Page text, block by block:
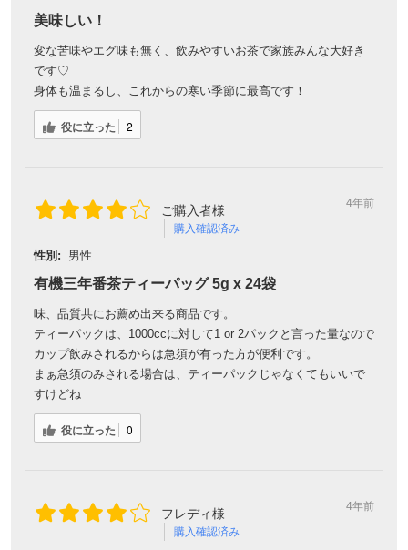
美味しい！
変な苦味やエグ味も無く、飲みやすいお茶で家族みんな大好き
です♡
身体も温まるし、これからの寒い季節に最高です！
役に立った 2
ご購入者様
購入確認済み
4年前
性別: 男性
有機三年番茶ティーパッグ 5g x 24袋
味、品質共にお薦め出来る商品です。
ティーパックは、1000ccに対して1 or 2パックと言った量なので
カップ飲みされるからは急須が有った方が便利です。
まぁ急須のみされる場合は、ティーパックじゃなくてもいいで
すけどね
役に立った 0
フレディ様
購入確認済み
4年前